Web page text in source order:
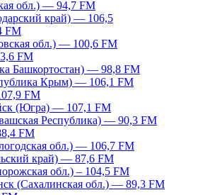
обл.) — 94,7 FM
край) — 106,5
FM
обл.) — 100,6 FM
FM
Башкортостан) — 98,8 FM
Крым) — 106,1 FM
FM
(Югра) — 107,1 FM
Республика) — 90,3 FM
FM
обл.) — 106,7 FM
край) — 87,6 FM
обл.) – 104,5 FM
(Сахалинская обл.) — 89,3 FM